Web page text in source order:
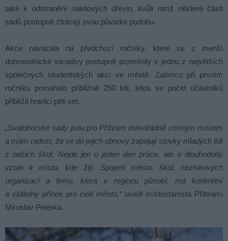
také k odstranění náletových dřevin, kvůli nimž některé části
sadů postupně ztrácejí svou původní podobu.
Akce navázala na předchozí ročníky, které se z menší
dobrovolnické iniciativy postupně proměnily v jednu z největších
společných studentských akcí ve městě. Zatímco při prvním
ročníku pomáhalo přibližně 250 lidí, letos se počet účastníků
přiblížil hranici pěti set.
„Svatohorské sady jsou pro Příbram mimořádně cenným místem
a mám radost, že se do jejich obnovy zapojují stovky mladých lidí
z našich škol. Nejde jen o jeden den práce, ale o dlouhodobý
vztah k místu, kde žijí. Spojení města, škol, neziskových
organizací a firmy, která v regionu působí, má konkrétní
a viditelný přínos pro celé město,“ uvedl místostarosta Příbrami
Miroslav Peterka.